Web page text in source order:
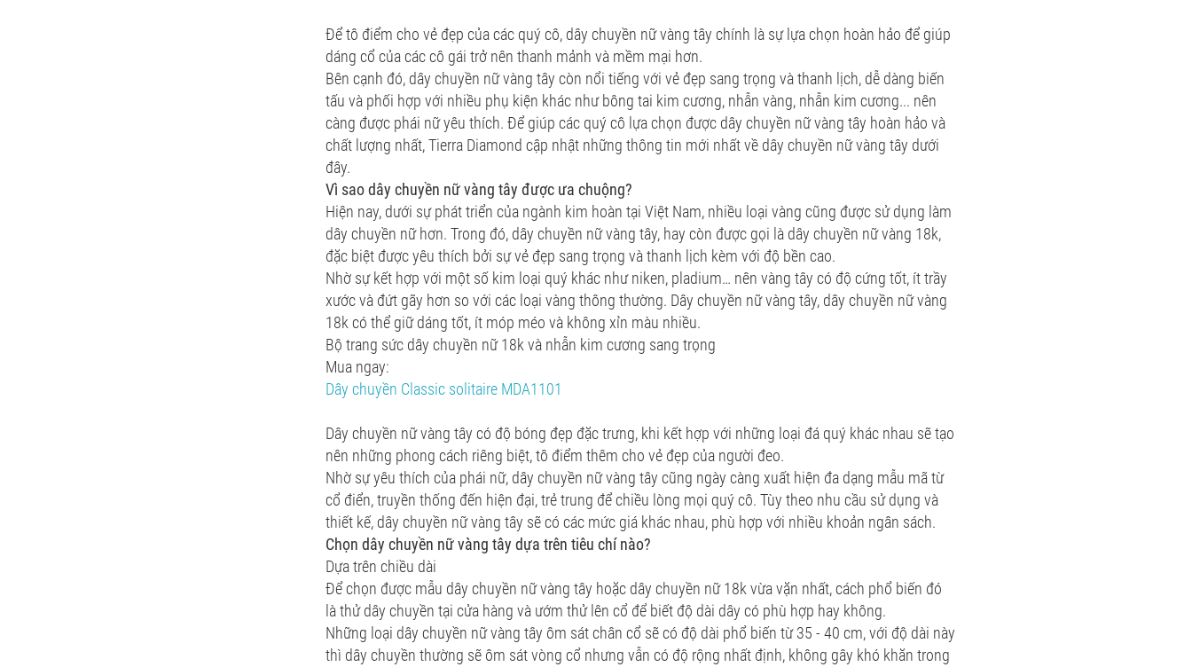
Để tô điểm cho vẻ đẹp của các quý cô, dây chuyền nữ vàng tây chính là sự lựa chọn hoàn hảo để giúp
dáng cổ của các cô gái trở nên thanh mảnh và mềm mại hơn.
Bên cạnh đó, dây chuyền nữ vàng tây còn nổi tiếng với vẻ đẹp sang trọng và thanh lịch, dễ dàng biến
tấu và phối hợp với nhiều phụ kiện khác như bông tai kim cương, nhẫn vàng, nhẫn kim cương... nên
càng được phái nữ yêu thích. Để giúp các quý cô lựa chọn được dây chuyền nữ vàng tây hoàn hảo và
chất lượng nhất, Tierra Diamond cập nhật những thông tin mới nhất về dây chuyền nữ vàng tây dưới
đây.
Vì sao dây chuyền nữ vàng tây được ưa chuộng?
Hiện nay, dưới sự phát triển của ngành kim hoàn tại Việt Nam, nhiều loại vàng cũng được sử dụng làm
dây chuyền nữ hơn. Trong đó, dây chuyền nữ vàng tây, hay còn được gọi là dây chuyền nữ vàng 18k,
đặc biệt được yêu thích bởi sự vẻ đẹp sang trọng và thanh lịch kèm với độ bền cao.
Nhờ sự kết hợp với một số kim loại quý khác như niken, pladium… nên vàng tây có độ cứng tốt, ít trầy
xước và đứt gãy hơn so với các loại vàng thông thường. Dây chuyền nữ vàng tây, dây chuyền nữ vàng
18k có thể giữ dáng tốt, ít móp méo và không xỉn màu nhiều.
Bộ trang sức dây chuyền nữ 18k và nhẫn kim cương sang trọng
Mua ngay:
Dây chuyền Classic solitaire MDA1101
Dây chuyền nữ vàng tây có độ bóng đẹp đặc trưng, khi kết hợp với những loại đá quý khác nhau sẽ tạo
nên những phong cách riêng biệt, tô điểm thêm cho vẻ đẹp của người đeo.
Nhờ sự yêu thích của phái nữ, dây chuyền nữ vàng tây cũng ngày càng xuất hiện đa dạng mẫu mã từ
cổ điển, truyền thống đến hiện đại, trẻ trung để chiều lòng mọi quý cô. Tùy theo nhu cầu sử dụng và
thiết kế, dây chuyền nữ vàng tây sẽ có các mức giá khác nhau, phù hợp với nhiều khoản ngân sách.
Chọn dây chuyền nữ vàng tây dựa trên tiêu chí nào?
Dựa trên chiều dài
Để chọn được mẫu dây chuyền nữ vàng tây hoặc dây chuyền nữ 18k vừa vặn nhất, cách phổ biến đó
là thử dây chuyền tại cửa hàng và ướm thử lên cổ để biết độ dài dây có phù hợp hay không.
Những loại dây chuyền nữ vàng tây ôm sát chân cổ sẽ có độ dài phổ biến từ 35 - 40 cm, với độ dài này
thì dây chuyền thường sẽ ôm sát vòng cổ nhưng vẫn có độ rộng nhất định, không gây khó khăn trong